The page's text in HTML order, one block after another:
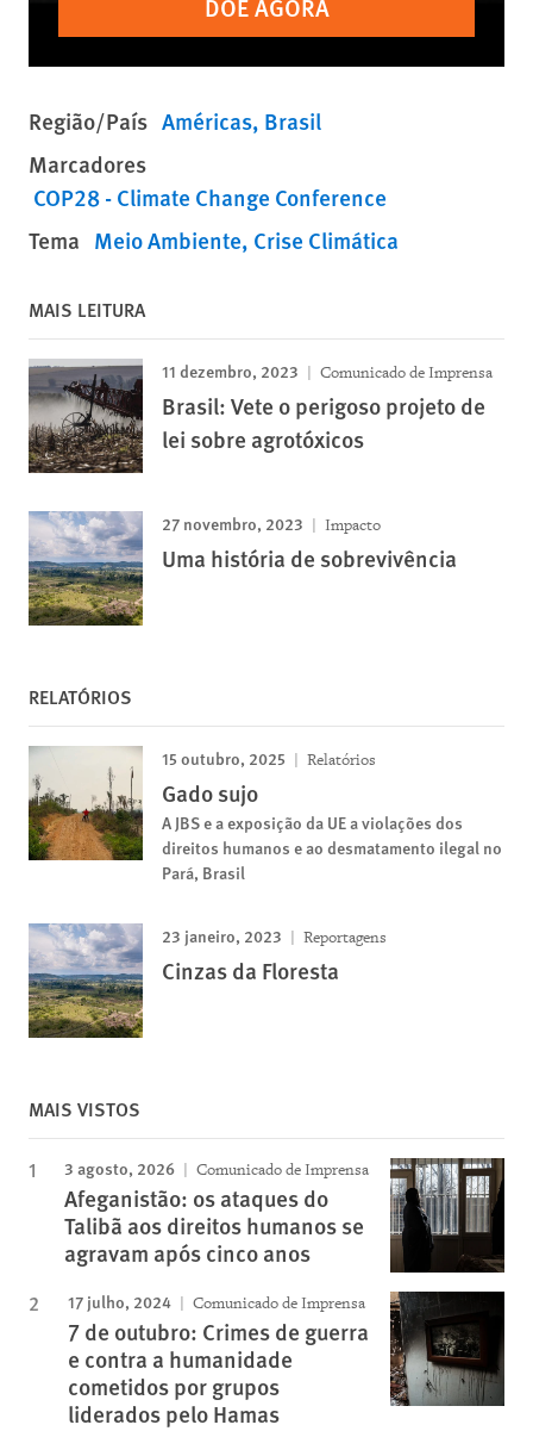
DOE AGORA
Região/País Américas Brasil
Marcadores
COP28 - Climate Change Conference
Tema Meio Ambiente Crise Climática
MAIS LEITURA
11 dezembro, 2023 Comunicado de Imprensa
Brasil: Vete o perigoso projeto de
lei sobre agrotóxicos
27 novembro, 2023 Impacto
Uma história de sobrevivência
RELATÓRIOS
15 outubro, 2025 Relatórios
Gado sujo
A JBS e a exposição da UE a violações dos
direitos humanos e ao desmatamento ilegal no
Pará, Brasil
23 janeiro, 2023 Reportagens
Cinzas da Floresta
MAIS VISTOS
3 agosto, 2026 Comunicado de Imprensa
Afeganistão: os ataques do
Talibã aos direitos humanos se
agravam após cinco anos
17 julho, 2024 Comunicado de Imprensa
7 de outubro: Crimes de guerra
e contra a humanidade
cometidos por grupos
liderados pelo Hamas